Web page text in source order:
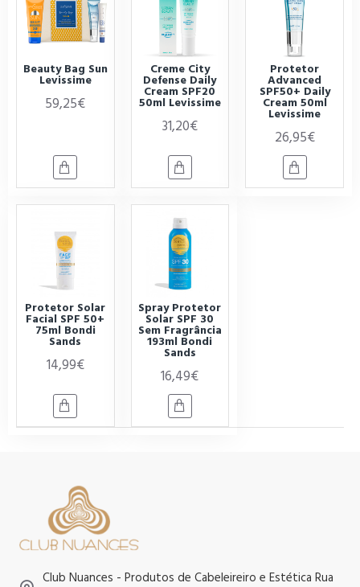
Beauty Bag Sun
Levissime
59,25€
Creme City
Defense Daily
Cream SPF20
50ml Levissime
31,20€
Protetor
Advanced
SPF50+ Daily
Cream 50ml
Levissime
26,95€
Protetor Solar
Facial SPF 50+
75ml Bondi
Sands
14,99€
Spray Protetor
Solar SPF 30
Sem Fragrância
193ml Bondi
Sands
16,49€
Club Nuances - Produtos de Cabeleireiro e Estética Rua